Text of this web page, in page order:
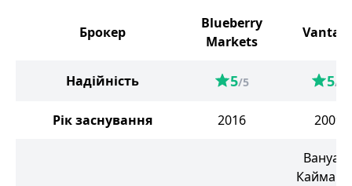
Брокер
Blueberry
Markets
Надійність 5/5 5/5
Рік заснування 2016 2009